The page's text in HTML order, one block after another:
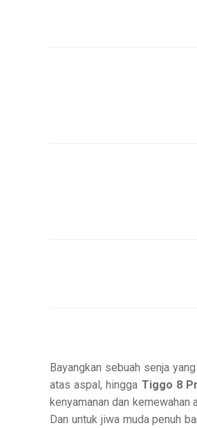
Bayangkan sebuah senja
atas aspal, hingga Tiggo 8
kenyamanan dan kemewahan
Dan untuk jiwa muda penuh